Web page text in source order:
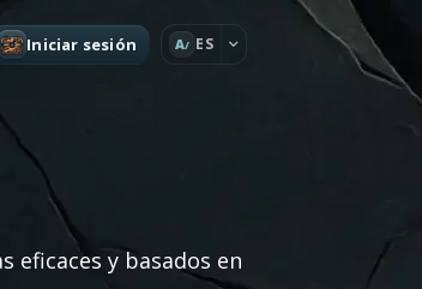
Iniciar sesión A ES
eficaces y basados en